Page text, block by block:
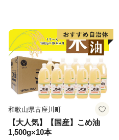
和歌山県古座川町
【大人気】【国産】こめ油
1,500g×10本